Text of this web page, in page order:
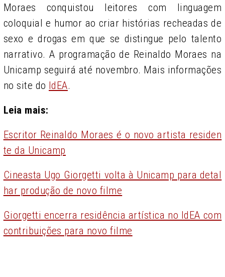
Moraes conquistou leitores com linguagem
coloquial e humor ao criar histórias recheadas de
sexo e drogas em que se distingue pelo talento
narrativo. A programação de Reinaldo Moraes na
Unicamp seguirá até novembro. Mais informações
no site do IdEA.
Leia mais:
Escritor Reinaldo Moraes é o novo artista residen
te da Unicamp
Cineasta Ugo Giorgetti volta à Unicamp para detal
har produção de novo filme
Giorgetti encerra residência artística no IdEA com
contribuições para novo filme